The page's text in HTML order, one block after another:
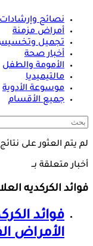
نصائح وإرشادات
أمراض مزمنة
تجميل
أخبار صحة
الأمومة والطفل
مالتيميديا
موسوعة الأدوية
جميع الأقسام
لم يتم العثور على
أخبار متعلقة بــ
فوائد الكركديه
فوائد
الأمراض